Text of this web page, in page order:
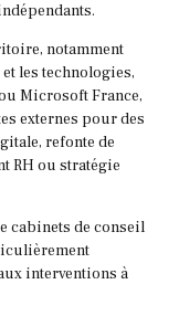
notamment
les technologies,
Microsoft France,
externes pour des
refonte de
RH ou stratégie
cabinets de conseil
interventions à